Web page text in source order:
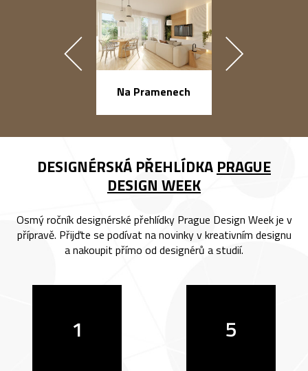
Na Pramenech
DESIGNÉRSKÁ PŘEHLÍDKA PRAGUE
DESIGN WEEK
Osmý ročník designérské přehlídky Prague Design Week je v
přípravě. Přijďte se podívat na novinky v kreativním designu
a nakoupit přímo od designérů a studií.
1 5